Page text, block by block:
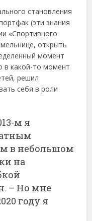
становления
(эти знания
«Спортивного
открыть
момент
в какой-то момент
решил
себя в роли
м я
в небольшом
на
– Но мне
году я